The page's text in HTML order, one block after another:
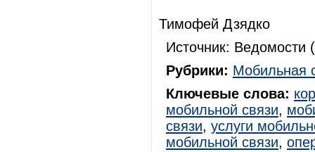
Тимофей Дзядко
Источник: Ведомости (
Рубрики: Мобильная
Ключевые слова:
мобильной связи,
связи, услуги
мобильной связи,